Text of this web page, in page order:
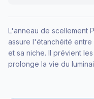
L'anneau de scellement
assure l'étanchéité
et sa niche. Il prévient
prolonge la vie du